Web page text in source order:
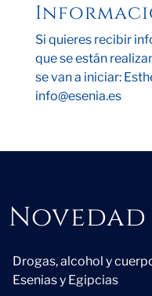
Si quieres recibir
que se están
se van a iniciar:
info@esenia.es
Novedad
Drogas, alcohol y
Esenias y Egipcias